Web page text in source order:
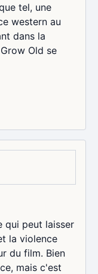
tel, une
western au
dans la
Old se
qui peut laisser
la violence
du film. Bien
mais c'est